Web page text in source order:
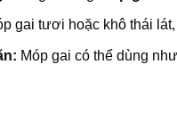
gai tươi hoặc khô thái
Móp gai có thể dùng